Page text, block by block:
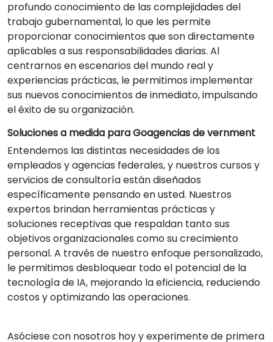
profundo conocimiento de las complejidades del
trabajo gubernamental, lo que les permite
proporcionar conocimientos que son directamente
aplicables a sus responsabilidades diarias. Al
centrarnos en escenarios del mundo real y
experiencias prácticas, le permitimos implementar
sus nuevos conocimientos de inmediato, impulsando
el éxito de su organización.
Soluciones a medida para Goagencias de vernment
Entendemos las distintas necesidades de los
empleados y agencias federales, y nuestros cursos y
servicios de consultoría están diseñados
específicamente pensando en usted. Nuestros
expertos brindan herramientas prácticas y
soluciones receptivas que respaldan tanto sus
objetivos organizacionales como su crecimiento
personal. A través de nuestro enfoque personalizado,
le permitimos desbloquear todo el potencial de la
tecnología de IA, mejorando la eficiencia, reduciendo
costos y optimizando las operaciones.
Asóciese con nosotros hoy y experimente de primera